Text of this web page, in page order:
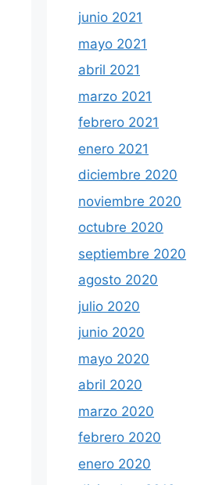
junio 2021
mayo 2021
abril 2021
marzo 2021
febrero 2021
enero 2021
diciembre 2020
noviembre 2020
octubre 2020
septiembre 2020
agosto 2020
julio 2020
junio 2020
mayo 2020
abril 2020
marzo 2020
febrero 2020
enero 2020